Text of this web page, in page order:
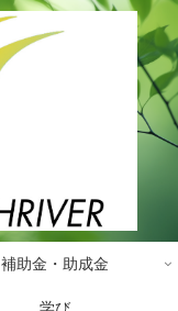
補助金・助成金